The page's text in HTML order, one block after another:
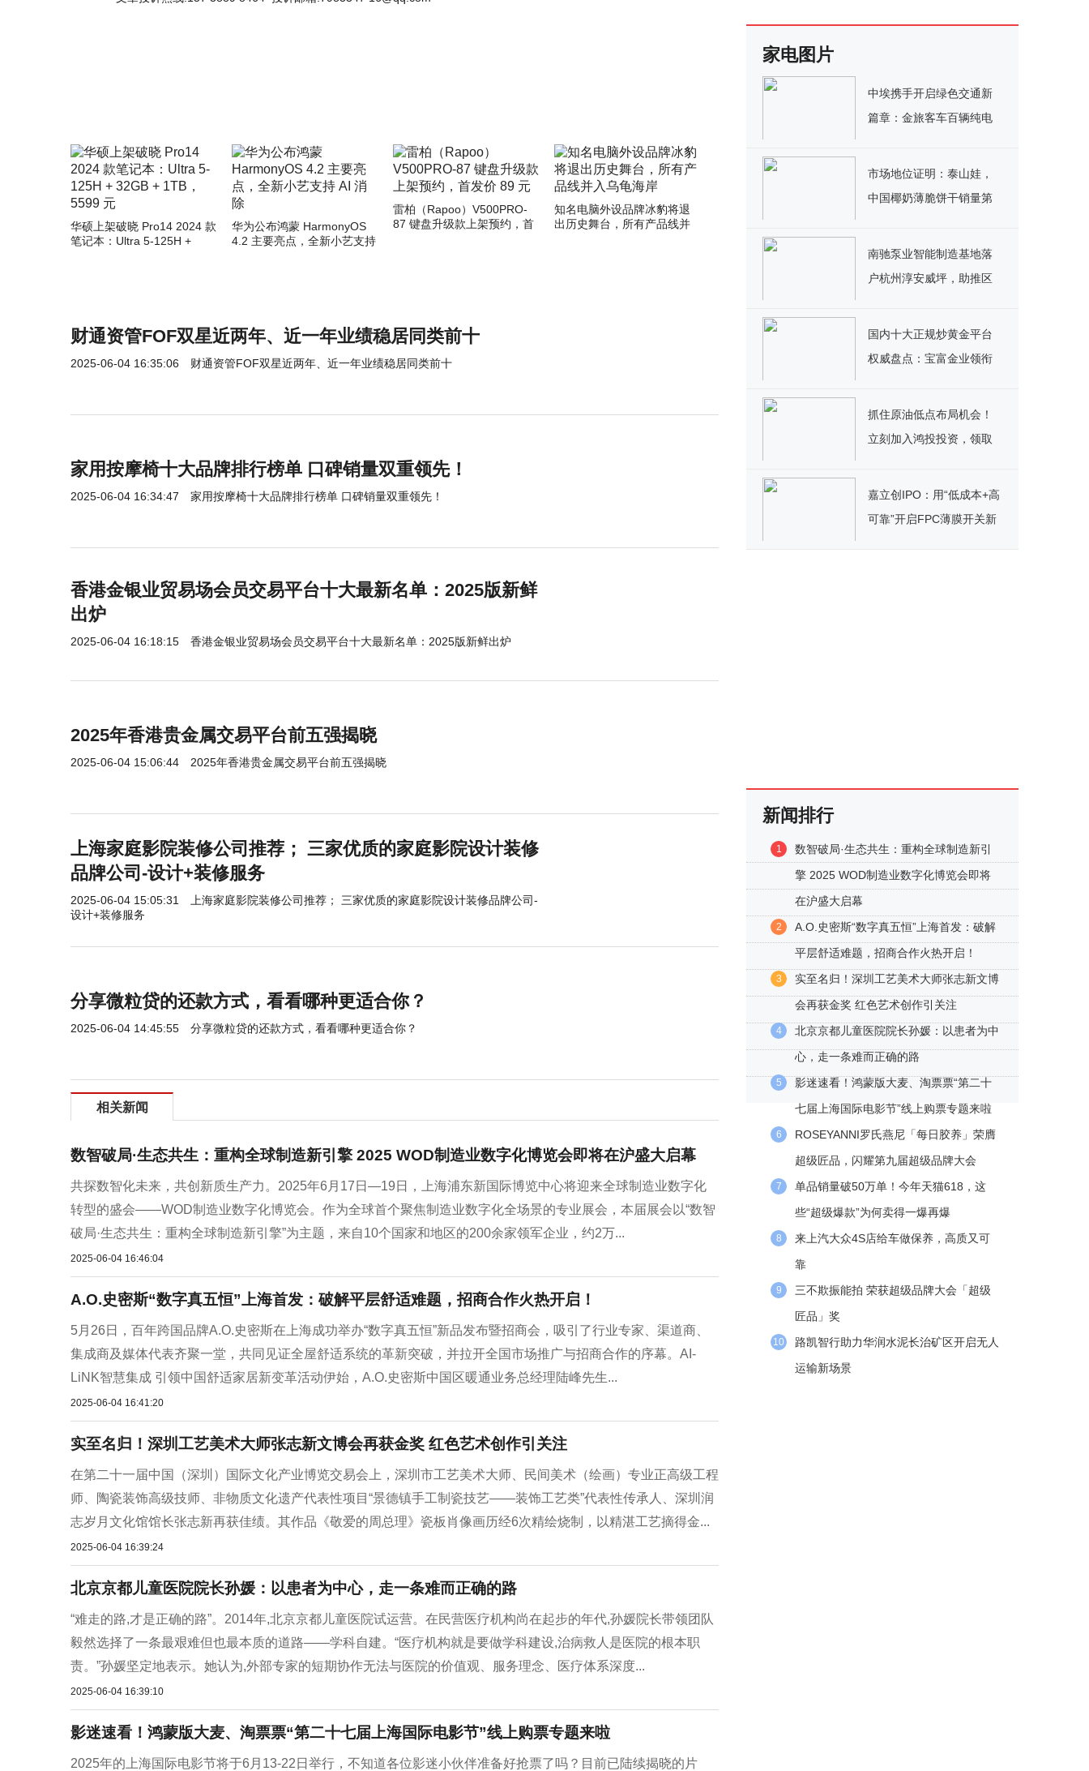
华硕上架破晓 Pro14 2024 款
笔记本：Ultra 5-125H +
华为公布鸿蒙 HarmonyOS
4.2 主要亮点，全新小艺支持
雷柏（Rapoo）V500PRO-
87 键盘升级款上架预约，首
知名电脑外设品牌冰豹将退
出历史舞台，所有产品线并
财通资管FOF双星近两年、近一年业绩稳居同类前十
2025-06-04 16:35:06 财通资管FOF双星近两年、近一年业绩稳居同类前十
家用按摩椅十大品牌排行榜单 口碑销量双重领先！
2025-06-04 16:34:47 家用按摩椅十大品牌排行榜单 口碑销量双重领先！
香港金银业贸易场会员交易平台十大最新名单：2025版新鲜
出炉
2025-06-04 16:18:15 香港金银业贸易场会员交易平台十大最新名单：2025版新鲜出炉
2025年香港贵金属交易平台前五强揭晓
2025-06-04 15:06:44 2025年香港贵金属交易平台前五强揭晓
上海家庭影院装修公司推荐； 三家优质的家庭影院设计装修
品牌公司-设计+装修服务
2025-06-04 15:05:31
上海家庭影院装修公司推荐； 三家优质的家庭影院设计装修品牌公司-
设计+装修服务
分享微粒贷的还款方式，看看哪种更适合你？
2025-06-04 14:45:55 分享微粒贷的还款方式，看看哪种更适合你？
相关新闻
数智破局·生态共生：重构全球制造新引擎 2025 WOD制造业数字化博览会即将在沪盛大启幕
共探数智化未来，共创新质生产力。2025年6月17日—19日，上海浦东新国际博览中心将迎来全球制造业数字化
转型的盛会——WOD制造业数字化博览会。作为全球首个聚焦制造业数字化全场景的专业展会，本届展会以“数智
破局·生态共生：重构全球制造新引擎”为主题，来自10个国家和地区的200余家领军企业，约2万...
2025-06-04 16:46:04
A.O.史密斯“数字真五恒”上海首发：破解平层舒适难题，招商合作火热开启！
5月26日，百年跨国品牌A.O.史密斯在上海成功举办“数字真五恒”新品发布暨招商会，吸引了行业专家、渠道商、
集成商及媒体代表齐聚一堂，共同见证全屋舒适系统的革新突破，并拉开全国市场推广与招商合作的序幕。AI-
LiNK智慧集成 引领中国舒适家居新变革活动伊始，A.O.史密斯中国区暖通业务总经理陆峰先生...
2025-06-04 16:41:20
实至名归！深圳工艺美术大师张志新文博会再获金奖 红色艺术创作引关注
在第二十一届中国（深圳）国际文化产业博览交易会上，深圳市工艺美术大师、民间美术（绘画）专业正高级工程
师、陶瓷装饰高级技师、非物质文化遗产代表性项目“景德镇手工制瓷技艺——装饰工艺类”代表性传承人、深圳润
志岁月文化馆馆长张志新再获佳绩。其作品《敬爱的周总理》瓷板肖像画历经6次精绘烧制，以精湛工艺摘得金...
2025-06-04 16:39:24
北京京都儿童医院院长孙媛：以患者为中心，走一条难而正确的路
“难走的路,才是正确的路”。2014年,北京京都儿童医院试运营。在民营医疗机构尚在起步的年代,孙媛院长带领团队
毅然选择了一条最艰难但也最本质的道路——学科自建。“医疗机构就是要做学科建设,治病救人是医院的根本职
责。”孙媛坚定地表示。她认为,外部专家的短期协作无法与医院的价值观、服务理念、医疗体系深度...
2025-06-04 16:39:10
影迷速看！鸿蒙版大麦、淘票票“第二十七届上海国际电影节”线上购票专题来啦
2025年的上海国际电影节将于6月13-22日举行，不知道各位影迷小伙伴准备好抢票了吗？目前已陆续揭晓的片
家电图片
中埃携手开启绿色交通新
篇章：金旅客车百辆纯电
市场地位证明：泰山娃，
中国椰奶薄脆饼干销量第
南驰泵业智能制造基地落
户杭州淳安威坪，助推区
国内十大正规炒黄金平台
权威盘点：宝富金业领衔
抓住原油低点布局机会！
立刻加入鸿投投资，领取
嘉立创IPO：用“低成本+高
可靠”开启FPC薄膜开关新
新闻排行
1
数智破局·生态共生：重构全球制造新引
擎 2025 WOD制造业数字化博览会即将
在沪盛大启幕
2
A.O.史密斯“数字真五恒”上海首发：破解
平层舒适难题，招商合作火热开启！
3
实至名归！深圳工艺美术大师张志新文博
会再获金奖 红色艺术创作引关注
4
北京京都儿童医院院长孙媛：以患者为中
心，走一条难而正确的路
5
影迷速看！鸿蒙版大麦、淘票票“第二十
七届上海国际电影节”线上购票专题来啦
6
ROSEYANNI罗氏燕尼「每日胶养」荣膺
超级匠品，闪耀第九届超级品牌大会
7
单品销量破50万单！今年天猫618，这
些“超级爆款”为何卖得一爆再爆
8
来上汽大众4S店给车做保养，高质又可
靠
9
三不欺振能拍 荣获超级品牌大会「超级
匠品」奖
10
路凯智行助力华润水泥长治矿区开启无人
运输新场景